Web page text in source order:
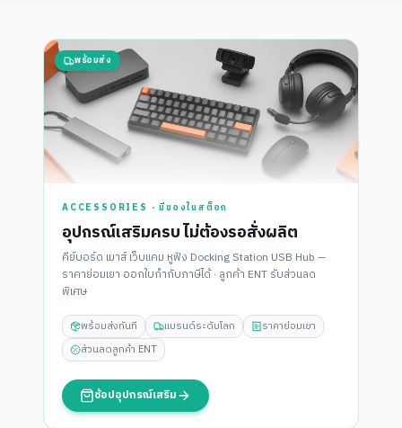
พร้อมส่ง
ACCESSORIES · มีของในสต็อก
อุปกรณ์เสริมครบ ไม่ต้องรอสั่งผลิต
คีย์บอร์ด เมาส์ เว็บแคม หูฟัง Docking Station USB Hub —
ราคาย่อมเยา ออกใบกำกับภาษีได้ · ลูกค้า ENT รับส่วนลด
พิเศษ
พร้อมส่งทันที แบรนด์ระดับโลก
ราคาย่อมเยา
ส่วนลดลูกค้า ENT
ช้อปอุปกรณ์เสริม